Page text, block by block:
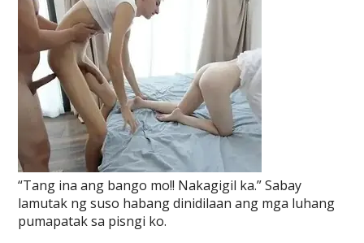
“Tang ina ang bango mo!! Nakagigil ka.” Sabay
lamutak ng suso habang dinidilaan ang mga luhang
pumapatak sa pisngi ko.